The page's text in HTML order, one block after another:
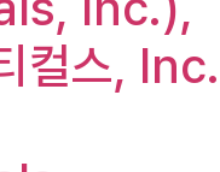
컬스, Inc.